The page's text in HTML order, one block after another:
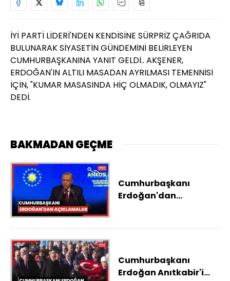
İYİ PARTİ LİDERİ'NDEN KENDİSİNE SÜRPRİZ ÇAĞRIDA
BULUNARAK SİYASETİN GÜNDEMİNİ BELİRLEYEN
CUMHURBAŞKANINA YANIT GELDİ.. AKŞENER,
ERDOĞAN'IN ALTILI MASADAN AYRILMASI TEMENNİSİ
İÇİN, "KUMAR MASASINDA HİÇ OLMADIK, OLMAYIZ"
DEDİ.
BAKMADAN GEÇME
Cumhurbaşkanı
Erdoğan'dan
Cumhurbaşkanı
Erdoğan Anıtkabir'i